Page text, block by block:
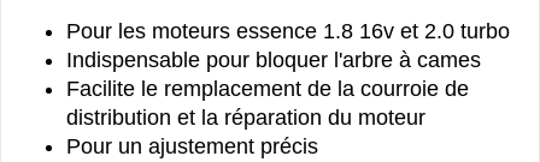
Pour les moteurs essence 1.8 16v et 2.0 turbo
Indispensable pour bloquer l'arbre à cames
Facilite le remplacement de la courroie de
distribution et la réparation du moteur
Pour un ajustement précis